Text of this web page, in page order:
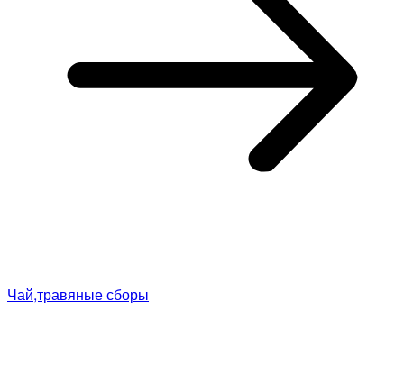
Чай,травяные сборы